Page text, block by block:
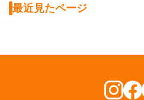
最近見たページ